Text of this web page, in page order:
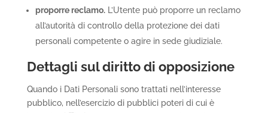
proporre reclamo.L’Utente può proporre un reclamo
all’autorità di controllo della protezione dei dati
personali competente o agire in sede giudiziale.
Dettagli sul diritto di opposizione
Quando i Dati Personali sono trattati nell’interesse
pubblico, nell’esercizio di pubblici poteri di cui è